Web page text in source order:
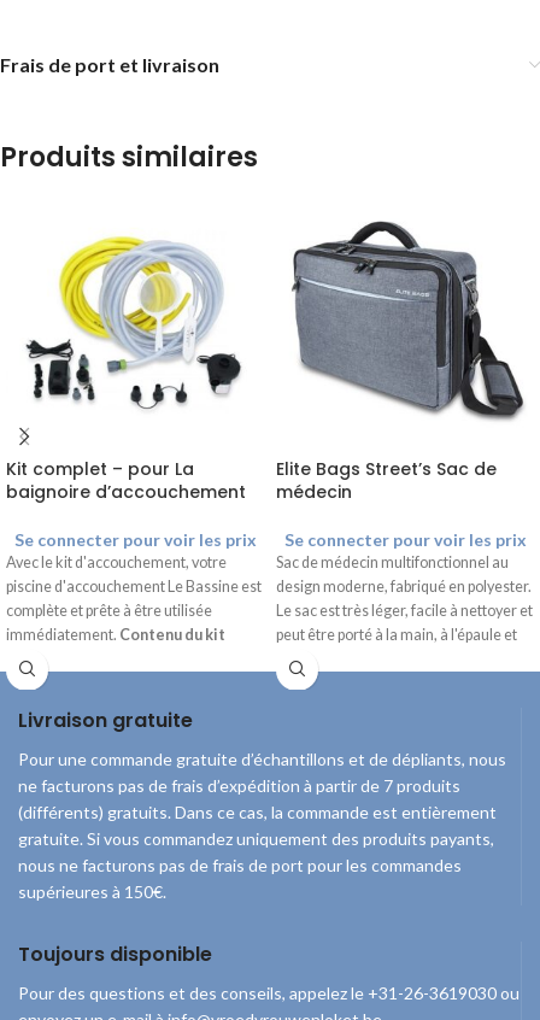
Frais de port et livraison
Produits similaires
Kit complet – pour La
baignoire d’accouchement
Se connecter pour voir les prix
Avec le kit d'accouchement, votre
piscine d'accouchement Le Bassine est
complète et prête à être utilisée
immédiatement. Contenu du kit
Tuyau d'alimentation 10 meter
Tuyau de drainage 10 meter
Embouts universel
Une pompe à eau submersible
Une pompe à air
Thermomètre de bain
Une épuisette
Elite Bags Street’s Sac de
médecin
Se connecter pour voir les prix
Sac de médecin multifonctionnel au
design moderne, fabriqué en polyester.
Le sac est très léger, facile à nettoyer et
peut être porté à la main, à l'épaule et
comme un sac à dos. Comprend 3
poches modulaires avec couvercle
cm. Fourni sans contenu.
Livraison gratuite
Pour une commande gratuite d’échantillons et de dépliants, nous
ne facturons pas de frais d’expédition à partir de 7 produits
(différents) gratuits. Dans ce cas, la commande est entièrement
gratuite. Si vous commandez uniquement des produits payants,
nous ne facturons pas de frais de port pour les commandes
supérieures à 150€.
Toujours disponible
Pour des questions et des conseils, appelez le +31-26-3619030 ou